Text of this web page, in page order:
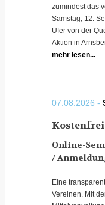
zumindest das
Samstag, 12.
Ufer von der
Aktion in
mehr lesen...
07.08.2026 -
Online-
/
Eine
Vereinen. Mit